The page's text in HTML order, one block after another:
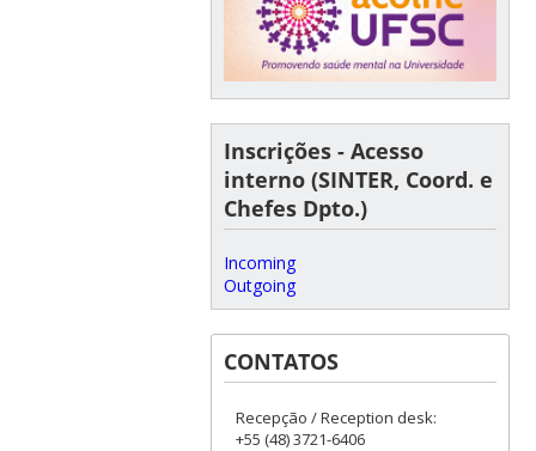
Inscrições - Acesso
interno (SINTER, Coord. e
Chefes Dpto.)
Incoming
Outgoing
CONTATOS
Recepção / Reception desk:
+55 (48) 3721-6406